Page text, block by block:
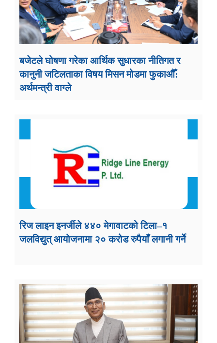
बजेटले घोषणा गरेका आर्थिक सुधारका नीतिगत र
कानुनी जटिलताका विषय मिसन मोडमा फुकाऔँ:
अर्थमन्त्री वाग्ले
रिज लाइन इनर्जीले ४४० मेगावाटको टिला–१
जलविद्युत् आयोजनामा २० करोड रुपैयाँ लगानी गर्ने